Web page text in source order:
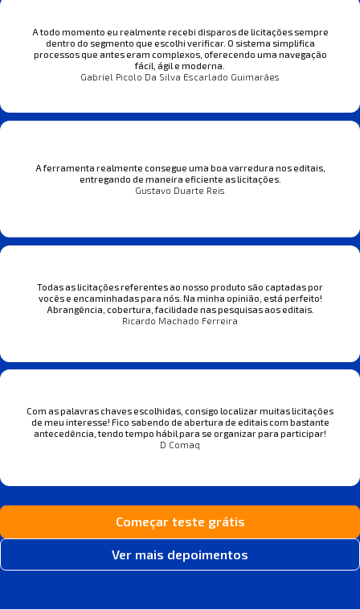
A todo momento eu realmente recebi disparos de licitações sempre
dentro do segmento que escolhi verificar. O sistema simplifica
processos que antes eram complexos, oferecendo uma navegação
fácil, ágil e moderna.
Gabriel Picolo Da Silva Escarlado Guimarães
A ferramenta realmente consegue uma boa varredura nos editais,
entregando de maneira eficiente as licitações.
Gustavo Duarte Reis
Todas as licitações referentes ao nosso produto são captadas por
vocês e encaminhadas para nós. Na minha opinião, está perfeito!
Abrangência, cobertura, facilidade nas pesquisas aos editais.
Ricardo Machado Ferreira
Com as palavras chaves escolhidas, consigo localizar muitas licitações
de meu interesse! Fico sabendo de abertura de editais com bastante
antecedência, tendo tempo hábil para se organizar para participar!
D Comaq
Começar teste grátis
Ver mais depoimentos